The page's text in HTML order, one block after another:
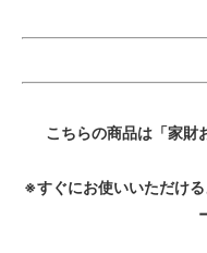
こちらの商品は「家財
※すぐにお使いいただけ